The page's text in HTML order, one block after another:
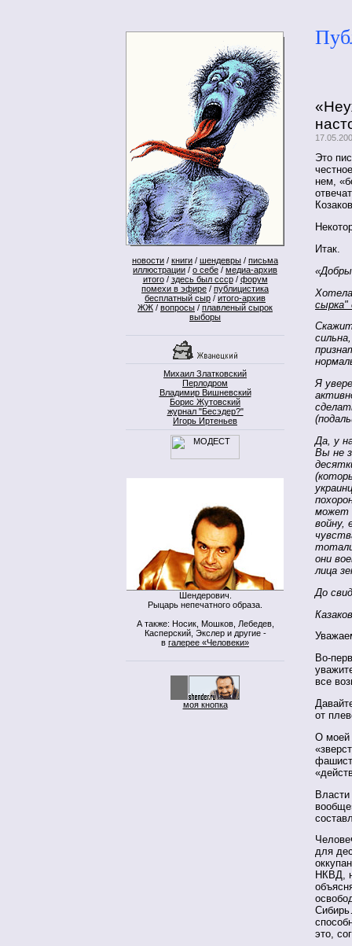
новости / книги / шендевры / письма
иллюстрации / о себе / медиа-архив
итого/ здесь был ссср/ форум
помехи в эфире / публицистика
бесплатный сыр / итого-архив
ЖЖ / вопросы / плавленый сырок
выборы
Михаил Златковский
Перлодром
Владимир Вишневский
Борис Жутовский
журнал "Бесэдер?"
Игорь Иртеньев
Шендерович.
Рыцарь непечатного образа.
А также: Носик, Мошков, Лебедев,
Касперский, Экслер и другие -
в галерее «Человеки»
моя кнопка
Это
нем,
Итак.
сырка"
Я
Да, у
Вы не
может
войну,
они
лица
До
Во-
все
от
О моей
для
НКВД,
это,